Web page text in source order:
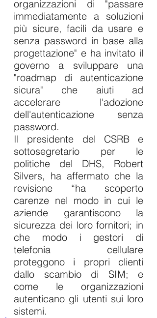
organizzazioni di "passare
immediatamente a soluzioni
più sicure, facili da usare e
senza password in base alla
progettazione" e ha invitato il
governo a sviluppare una
"roadmap di autenticazione
sicura" che aiuti ad
accelerare l'adozione
dell'autenticazione senza
password.
Il presidente del CSRB e
sottosegretario per le
politiche del DHS, Robert
Silvers, ha affermato che la
revisione “ha scoperto
carenze nel modo in cui le
aziende garantiscono la
sicurezza dei loro fornitori; in
che modo i gestori di
telefonia cellulare
proteggono i propri clienti
dallo scambio di SIM; e
come le organizzazioni
autenticano gli utenti sui loro
sistemi.